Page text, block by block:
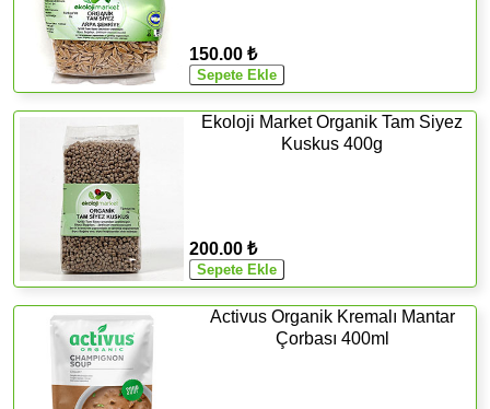
150.00 ₺
Ekoloji Market Organik Tam Siyez
Kuskus 400g
200.00 ₺
Activus Organik Kremalı Mantar
Çorbası 400ml